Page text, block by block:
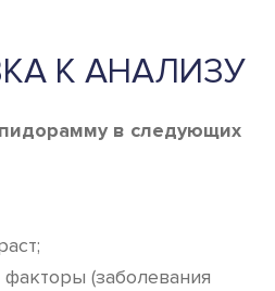
К АНАЛИЗУ
в следующих
(заболевания